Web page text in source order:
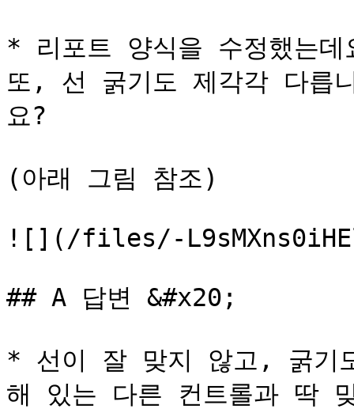
* 리포트 양식을 수정했는
또, 선 굵기도 제각각 다릅
요?
(아래 그림 참조)
![](/files/-
## A 답변 &#x20;
* 선이 잘 맞지 않고, 굵기
해 있는 다른 컨트롤과 딱